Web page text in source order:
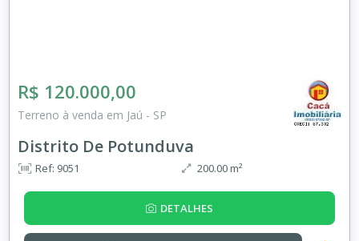
R$ 120.000,00
Terreno à venda em Jaú - SP
Distrito De Potunduva
Ref: 9051 200.00 m²
DETALHES